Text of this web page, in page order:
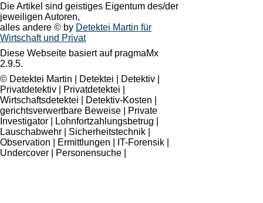
Die Artikel sind geistiges Eigentum des/der
jeweiligen Autoren,
alles andere © by Detektei Martin für
Wirtschaft und Privat
Diese Webseite basiert auf pragmaMx
2.9.5.
© Detektei Martin | Detektei | Detektiv |
Privatdetektiv | Privatdetektei |
Wirtschaftsdetektei | Detektiv-Kosten |
gerichtsverwertbare Beweise | Private
Investigator | Lohnfortzahlungsbetrug |
Lauschabwehr | Sicherheitstechnik |
Observation | Ermittlungen | IT-Forensik |
Undercover | Personensuche |